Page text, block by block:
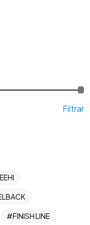
Filtrar
FINISH LINE